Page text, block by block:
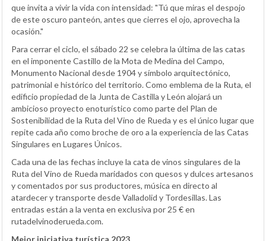
que invita a vivir la vida con intensidad: "Tú que miras el despojo
de este oscuro panteón, antes que cierres el ojo, aprovecha la
ocasión."
Para cerrar el ciclo, el sábado 22 se celebra la última de las catas
en el imponente Castillo de la Mota de Medina del Campo,
Monumento Nacional desde 1904 y símbolo arquitectónico,
patrimonial e histórico del territorio. Como emblema de la Ruta, el
edificio propiedad de la Junta de Castilla y León alojará un
ambicioso proyecto enoturístico como parte del Plan de
Sostenibilidad de la Ruta del Vino de Rueda y es el único lugar que
repite cada año como broche de oro a la experiencia de las Catas
Singulares en Lugares Únicos.
Cada una de las fechas incluye la cata de vinos singulares de la
Ruta del Vino de Rueda maridados con quesos y dulces artesanos
y comentados por sus productores, música en directo al
atardecer y transporte desde Valladolid y Tordesillas. Las
entradas están a la venta en exclusiva por 25 € en
rutadelvinoderueda.com.
Mejor iniciativa turística 2023